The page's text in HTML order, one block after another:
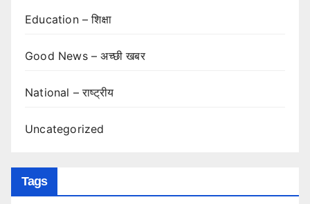
Education – शिक्षा
Good News – अच्छी खबर
National – राष्ट्रीय
Uncategorized
Tags